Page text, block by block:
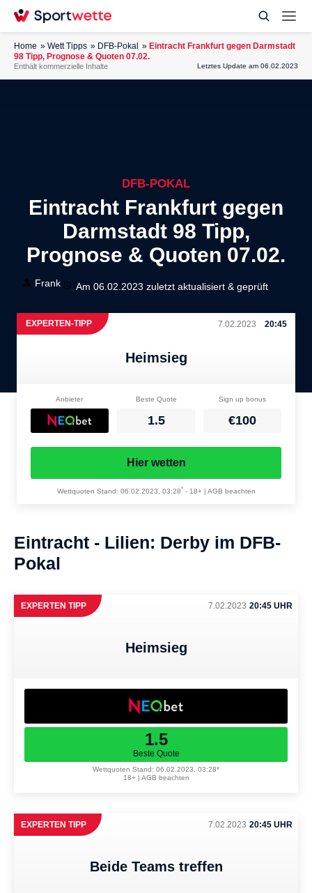
Home Wett Tipps DFB-Pokal
Eintracht Frankfurt gegen Darmstadt
98 Tipp, Prognose & Quoten 07.02.
Enthält kommerzielle Inhalte Letztes Update am 06.02.2023
DFB-POKAL
Eintracht Frankfurt gegen
Darmstadt 98 Tipp,
Prognose & Quoten 07.02.
Frank Am 06.02.2023 zuletzt aktualisiert & geprüft
EXPERTEN-TIPP 7.02.2023 20:45
Heimsieg
Anbieter Beste Quote
1.5
Sign up bonus
€100
Hier wetten
Wettquoten Stand: 06.02.2023, 03:28*- 18+ | AGB beachten
Eintracht - Lilien: Derby im DFB-
Pokal
EXPERTEN TIPP 7.02.2023 20:45 UHR
Heimsieg
1.5
Beste Quote
Wettquoten Stand: 06.02.2023, 03:28*
18+ | AGB beachten
EXPERTEN TIPP 7.02.2023 20:45 UHR
Beide Teams treffen